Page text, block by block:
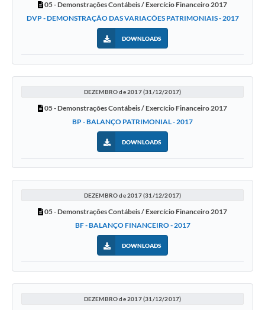
05 - Demonstrações Contábeis / Exercício Financeiro 2017
DVP - DEMONSTRAÇÃO DAS VARIACÕES PATRIMONIAIS - 2017
DOWNLOADS
DEZEMBRO de 2017 (31/12/2017)
05 - Demonstrações Contábeis / Exercício Financeiro 2017
BP - BALANÇO PATRIMONIAL - 2017
DOWNLOADS
DEZEMBRO de 2017 (31/12/2017)
05 - Demonstrações Contábeis / Exercício Financeiro 2017
BF - BALANÇO FINANCEIRO - 2017
DOWNLOADS
DEZEMBRO de 2017 (31/12/2017)